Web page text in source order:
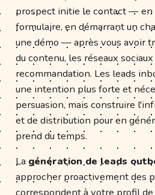
prospect initie le contact — en
formulaire, en démarrant un
une démo — après vous avoir
du contenu, les réseaux sociaux
recommandation. Les leads
une intention plus forte et
persuasion, mais construire
et de distribution pour en
prend du temps.
La génération de leads
approcher proactivement des
correspondent à votre profil